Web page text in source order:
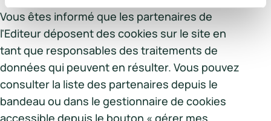
Vous êtes informé que les partenaires de
l'Editeur déposent des cookies sur le site en
tant que responsables des traitements de
données qui peuvent en résulter. Vous pouvez
consulter la liste des partenaires depuis le
bandeau ou dans le gestionnaire de cookies
accessible depuis le bouton « gérer mes